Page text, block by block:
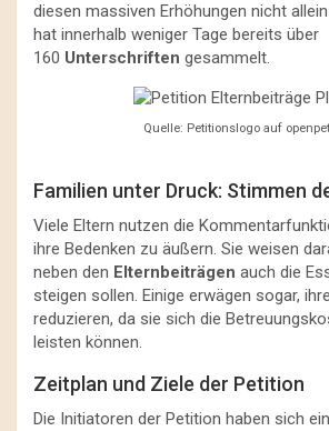
diesen massiven Erhöhungen nicht
hat innerhalb weniger Tage bereits über
160 Unterschriften gesammelt.
Quelle: Petitionslogo auf
Familien unter Druck: Stimmen
Viele Eltern nutzen die
ihre Bedenken zu äußern. Sie weisen
neben den Elternbeiträgen auch die
steigen sollen. Einige erwägen sogar,
reduzieren, da sie sich die
leisten können.
Zeitplan und Ziele der Petition
Die Initiatoren der Petition haben sich